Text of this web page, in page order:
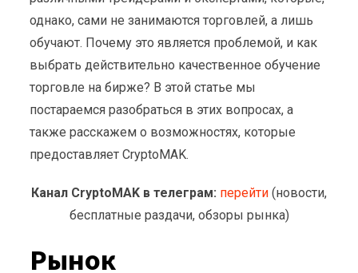
однако, сами не занимаются торговлей, а лишь
обучают. Почему это является проблемой, и как
выбрать действительно качественное обучение
торговле на бирже? В этой статье мы
постараемся разобраться в этих вопросах, а
также расскажем о возможностях, которые
предоставляет CryptoMAK.
Канал CryptoMAK в телеграм: перейти (новости,
бесплатные раздачи, обзоры рынка)
Рынок